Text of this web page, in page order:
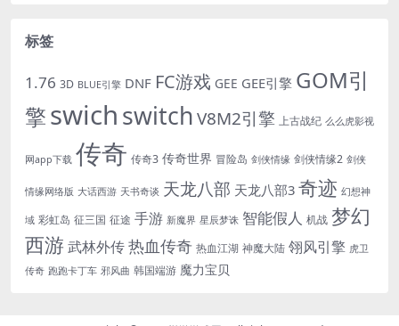
标签
1.76 3D BLUE引擎 DNF FC游戏 GEE GEE引擎 GOM引
擎swichswitchV8M2引擎 上古战纪 么么虎影视
网app下载 传奇 传奇3 传奇世界 冒险岛 剑侠情缘 剑侠情缘2 剑侠
情缘网络版 大话西游 天书奇谈 天龙八部 天龙八部3 奇迹 幻想神
域 彩虹岛 征三国 征途 手游 新魔界 星辰梦诛 智能假人 机战 梦幻
西游 武林外传热血传奇 热血江湖 神魔大陆 翎风引擎 虎卫
传奇 跑跑卡丁车 邪风曲 韩国端游 魔力宝贝